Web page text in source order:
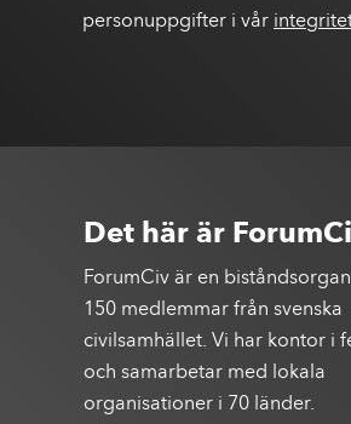
personuppgifter i vår
Det här är
ForumCiv är en
150 medlemmar från svenska
civilsamhället. Vi har kontor i
och samarbetar med lokala
organisationer i 70 länder.